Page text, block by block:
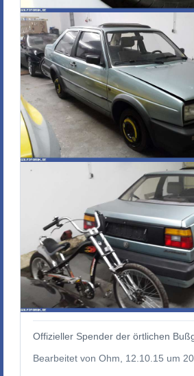
Offizieller Spender der örtlichen
Bearbeitet von Ohm, 12.10.15 um